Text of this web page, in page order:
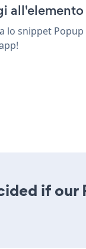
lo snippet
if our